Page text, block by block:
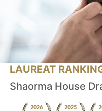
LAUREAT
Shaorma House